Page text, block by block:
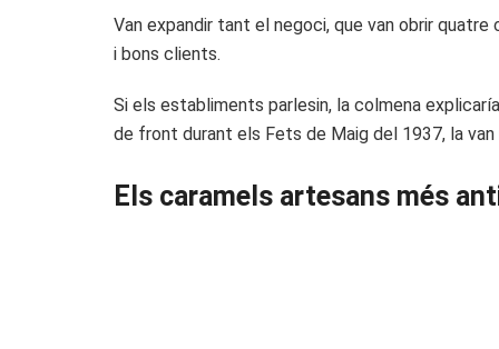
Van expandir tant el negoci, que van obrir
i bons clients.
Si els establiments parlesin, la colmena
de front durant els Fets de Maig del 1937, la
Els caramels artesans més